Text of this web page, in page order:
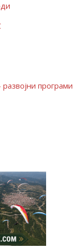
програми